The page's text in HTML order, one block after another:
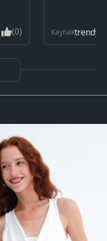
(0) Kaynak